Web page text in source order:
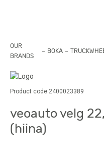
OUR
BRANDS
BOKA
Product code 2400023389
veoauto velg
(hiina)